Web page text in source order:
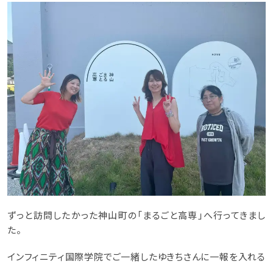
ずっと訪問したかった神山町の「まるごと高専」へ行ってきまし
た。
インフィニティ国際学院でご一緒したゆきちさんに一報を入れる